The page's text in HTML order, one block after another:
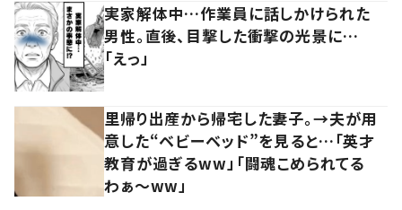
実家解体中…作業員に話しかけられた
男性。直後、目撃した衝撃の光景に…
「えっ」
里帰り出産から帰宅した妻子。→夫が用
意した“ベビーベッド”を見ると…「英才
教育が過ぎるww」「闘魂こめられてる
わぁ～ww」